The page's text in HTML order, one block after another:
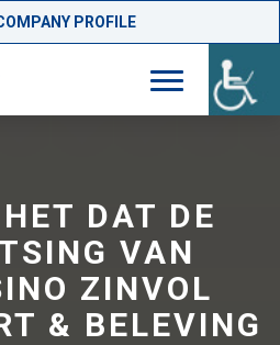
PROFILE
DAT DE
VAN
ZINVOL
& BELEVING